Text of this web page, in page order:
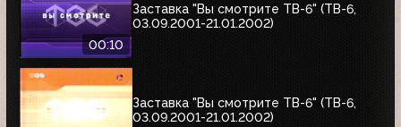
00:10
Заставка "Вы смотрите ТВ-6" (ТВ-6,
03.09.2001-21.01.2002)
Заставка "Вы смотрите ТВ-6" (ТВ-6,
03.09.2001-21.01.2002)